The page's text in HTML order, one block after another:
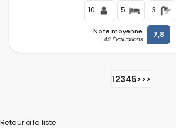
10 5 3
Note moyenne
49 Évaluations 7,8
12345>>>
Retour à la liste